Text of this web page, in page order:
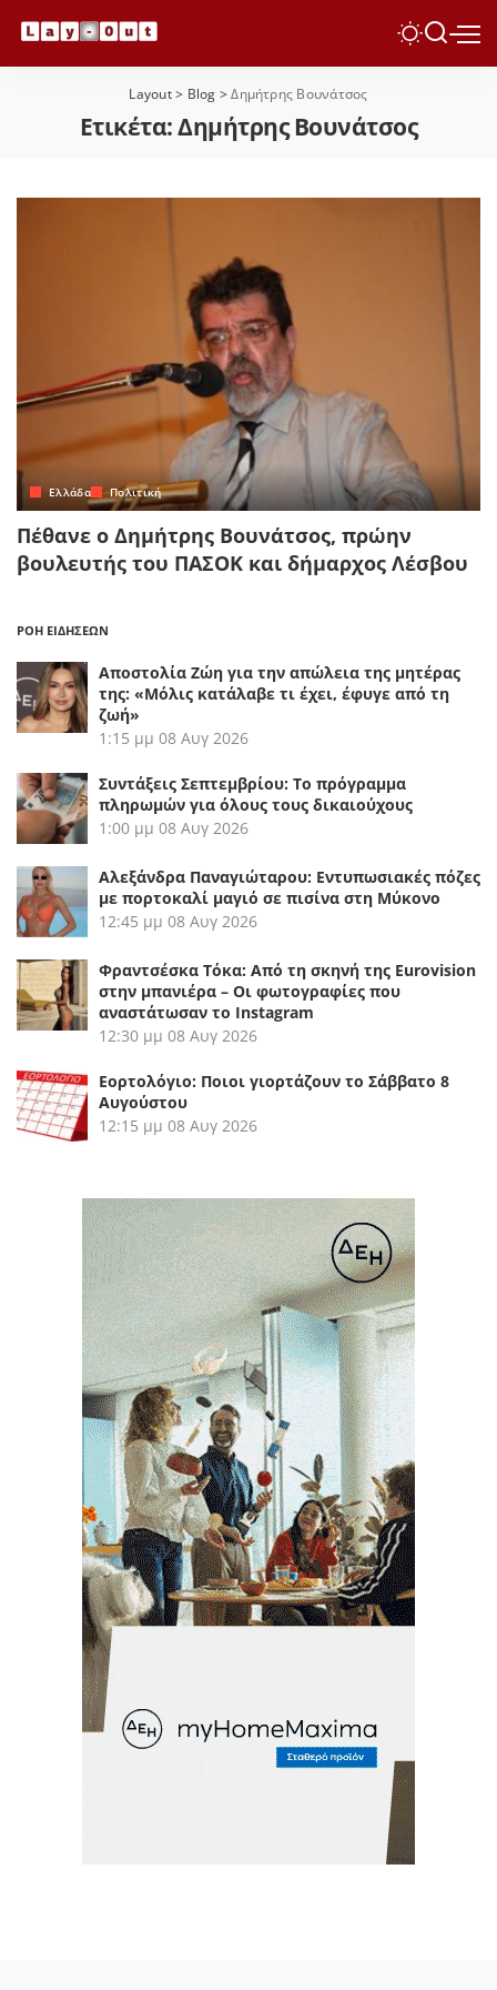
Layout> Blog >Δημήτρης Βουνάτσος
Ετικέτα:Δημήτρης Βουνάτσος
Ελλάδα Πολιτική
Πέθανε ο Δημήτρης Βουνάτσος, πρώην
βουλευτής του ΠΑΣΟΚ και δήμαρχος Λέσβου
ΡΟΗ ΕΙΔΗΣΕΩΝ
Αποστολία Ζώη για την απώλεια της μητέρας
της: «Μόλις κατάλαβε τι έχει, έφυγε από τη
ζωή»
1:15 μμ 08 Αυγ 2026
Συντάξεις Σεπτεμβρίου: Το πρόγραμμα
πληρωμών για όλους τους δικαιούχους
1:00 μμ 08 Αυγ 2026
Αλεξάνδρα Παναγιώταρου: Εντυπωσιακές πόζες
με πορτοκαλί μαγιό σε πισίνα στη Μύκονο
12:45 μμ 08 Αυγ 2026
Φραντσέσκα Τόκα: Από τη σκηνή της Eurovision
στην μπανιέρα – Οι φωτογραφίες που
αναστάτωσαν το Instagram
12:30 μμ 08 Αυγ 2026
Εορτολόγιο: Ποιοι γιορτάζουν το Σάββατο 8
Αυγούστου
12:15 μμ 08 Αυγ 2026